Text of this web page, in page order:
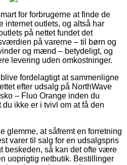
for forbrugerne at finde de
internet outlets, og altså har
på nettet fundet det
på varerne – til børn og
og mænd – betydeligt, og
levering uden omkostninger.
fordelagtigt at sammenligne
efter udsalg på NorthWave
– Fluo Orange inden du
ikke er i tvivl om at få den
glemme, at såfremt en forretning
varer til salg for en udsalgspris
beskeden, så kan det ofte være
uoprigtig netbutik. Bestillinger